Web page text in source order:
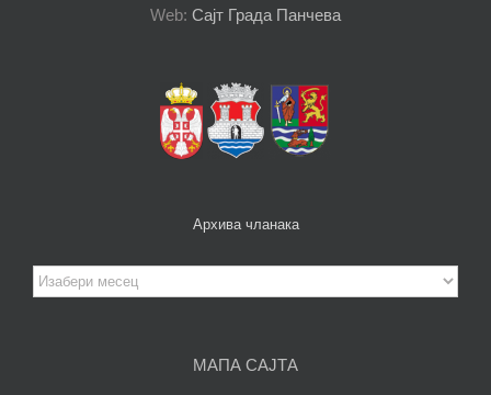
Web: Сајт Града Панчева
Архива чланака
Архива
чланака
МАПА САЈТА